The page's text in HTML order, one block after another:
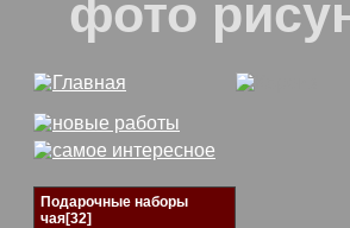
фото
Подарочные наборы
чая[32]